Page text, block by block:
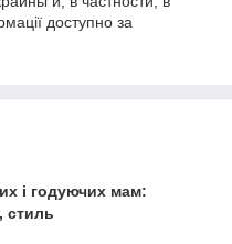
доступно за
і годуючих мам:
стиль